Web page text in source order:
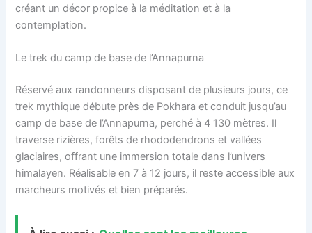
créant un décor propice à la méditation et à la
contemplation.
Le trek du camp de base de l’Annapurna
Réservé aux randonneurs disposant de plusieurs jours, ce
trek mythique débute près de Pokhara et conduit jusqu’au
camp de base de l’Annapurna, perché à 4 130 mètres. Il
traverse rizières, forêts de rhododendrons et vallées
glaciaires, offrant une immersion totale dans l’univers
himalayen. Réalisable en 7 à 12 jours, il reste accessible aux
marcheurs motivés et bien préparés.